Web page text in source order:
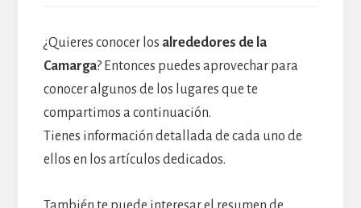
¿Quieres conocer los alrededores de la
Camarga? Entonces puedes aprovechar para
conocer algunos de los lugares que te
compartimos a continuación.
Tienes información detallada de cada uno de
ellos en los artículos dedicados.